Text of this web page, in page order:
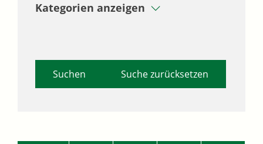
Kategorien anzeigen
Suche zurücksetzen